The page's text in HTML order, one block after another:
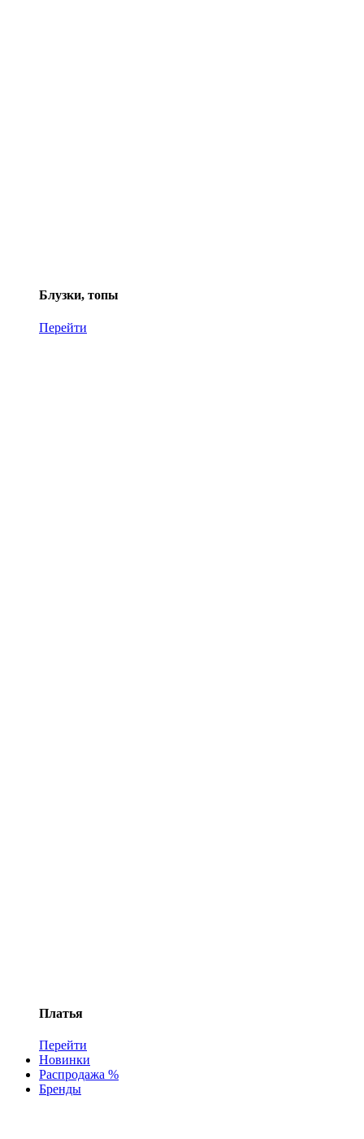
Блузки, топы
Перейти
Платья
Перейти
Новинки
Распродажа %
Бренды